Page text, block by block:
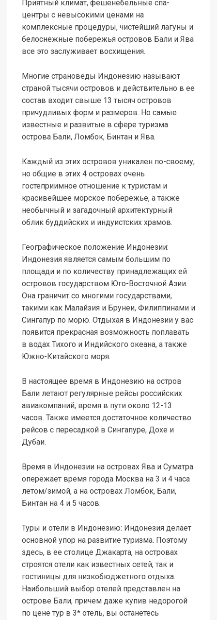
Приятный климат, фешенебельные спа-
центры с невысокими ценами на
комплексные процедуры, чистейший лагуны и
белоснежные побережья островов Бали и Ява
все это заслуживает восхищения.
Многие страноведы Индонезию называют
страной тысячи островов и действительно в ее
состав входит свыше 13 тысяч островов
причудливых форм и размеров. Но самые
известные и развитые в сфере туризма
острова Бали, Ломбок, Бинтан и Ява.
Каждый из этих островов уникален по-своему,
но общие в этих 4 островах очень
гостеприимное отношение к туристам и
красивейшее морское побережье, а также
необычный и загадочный архитектурный
облик буддийских и индуистских храмов.
Географическое положение Индонезии:
Индонезия является самым большим по
площади и по количеству принадлежащих ей
островов государством Юго-Восточной Азии.
Она граничит со многими государствами,
такими как Малайзия и Брунеи, Филиппинами и
Сингапур по морю. Отдыхая в Индонезии у вас
появится прекрасная возможность поплавать
в водах Тихого и Индийского океана, а также
Южно-Китайского моря.
В настоящее время в Индонезию на остров
Бали летают регулярные рейсы российских
авиакомпаний, время в пути около 12-13
часов. Также имеется достаточное количество
рейсов с пересадкой в Сингапуре, Дохе и
Дубаи.
Время в Индонезии на островах Ява и Суматра
опережает время города Москва на 3 и 4 часа
летом/зимой, а на островах Ломбок, Бали,
Бинтан на 4 и 5 часов.
Туры и отели в Индонезию: Индонезия делает
основной упор на развитие туризма. Поэтому
здесь, в ее столице Джакарта, на островах
строятся отели как известных сетей, так и
гостиницы для низкобюджетного отдыха.
Наибольший выбор отелей представлен на
острове Бали, причем даже купив недорогой
по цене тур в 3* отель, вы останетесь